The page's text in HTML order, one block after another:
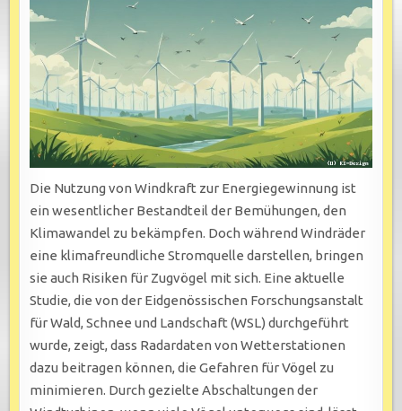
Die Nutzung von Windkraft zur Energiegewinnung ist
ein wesentlicher Bestandteil der Bemühungen, den
Klimawandel zu bekämpfen. Doch während Windräder
eine klimafreundliche Stromquelle darstellen, bringen
sie auch Risiken für Zugvögel mit sich. Eine aktuelle
Studie, die von der Eidgenössischen Forschungsanstalt
für Wald, Schnee und Landschaft (WSL) durchgeführt
wurde, zeigt, dass Radardaten von Wetterstationen
dazu beitragen können, die Gefahren für Vögel zu
minimieren. Durch gezielte Abschaltungen der